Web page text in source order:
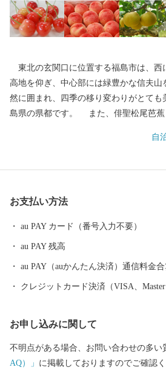
東北の玄関口に位置する福島市は、西
高地を仰ぎ、中心部には緑豊かな信夫山
然に囲まれ、四季の移り変わりがとても
島県の県都です。 また、俳聖松尾芭蕉
温泉」や奥州三高湯の一つに数えられ
国の皆様に親しまれております。
自
お支払い方法
au PAY カード（番号入力不要）
au PAY 残高
au PAY（auかんたん決済）通信料金
クレジットカード決済（VISA、Master
お申し込みに関して
不明点がある場合、お問い合わせの多い
AQ）」 に掲載しておりますのでご確認く